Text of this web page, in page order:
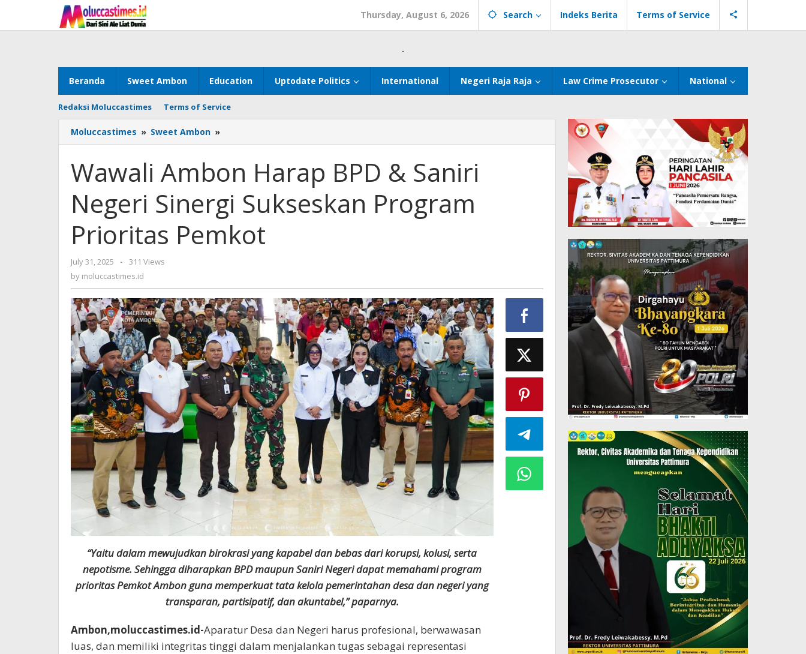
content
Thursday, August 6, 2026 Search Indeks Berita Terms of Service
.
Beranda Sweet Ambon Education Uptodate Politics International Negeri Raja Raja Law Crime Prosecutor National
Redaksi Moluccastimes Terms of Service
Moluccastimes » Sweet Ambon »
Ambon
BPD
&
Saniri
Negeri
Sinergi
Sukseskan
Program
Wawali Ambon Harap BPD & Saniri
Negeri Sinergi Sukseskan Program
Prioritas Pemkot
July 31, 2025
by
moluccastimes.id
-
311 Views
by moluccastimes.id
“Yaitu dalam mewujudkan birokrasi yang kapabel dan bebas dari korupsi, kolusi, serta
nepotisme. Sehingga diharapkan BPD maupun Saniri Negeri dapat memahami program
prioritas Pemkot Ambon guna memperkuat tata kelola pemerintahan desa dan negeri yang
transparan, partisipatif, dan akuntabel,” paparnya.
Ambon,moluccastimes.id-Aparatur Desa dan Negeri harus profesional, berwawasan
luas, dan memiliki integritas tinggi dalam menjalankan tugas sebagai representasi